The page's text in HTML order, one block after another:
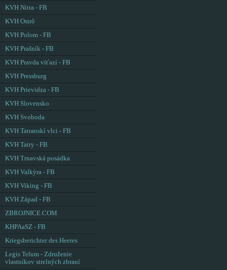
KVH Nitra - FB
KVH Ostrô
KVH Polom - FB
KVH Prašník - FB
KVH Pravda víťazí - FB
KVH Pressburg
KVH Prievidza - FB
KVH Slovensko
KVH Svoboda
KVH Tatranskí vlci - FB
KVH Tatry - FB
KVH Trnavská posádka
KVH Valkýra - FB
KVH Viking - FB
KVH Západ - FB
ZBROJNICE.COM
KHPAaSZ - FB
Kriegsberichter des Heeres
Legis Telum - Združenie
vlastníkov strelných zbraní